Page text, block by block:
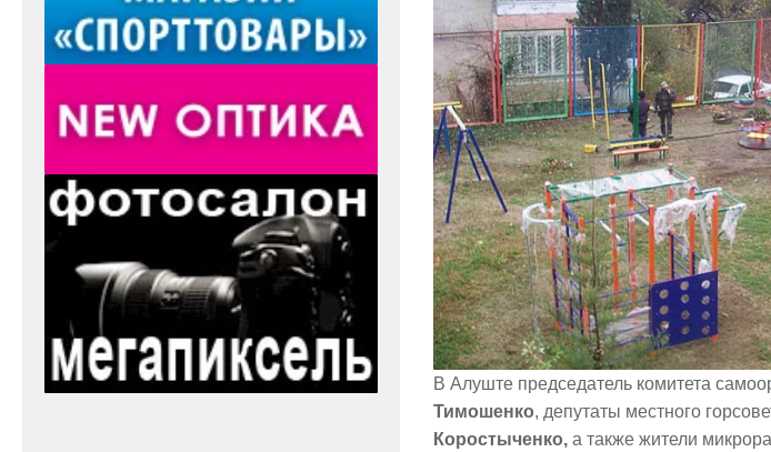
В Алуште председатель комитета
Тимошенко, депутаты местного
Коростыченко, а также жители